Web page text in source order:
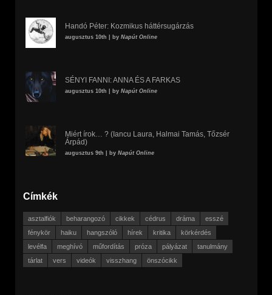
Handó Péter: Kozmikus háttérsugárzás
augusztus 10th | by Napút Online
SÉNYI FANNI: ANNA ÉS A FARKAS
augusztus 10th | by Napút Online
Miért írok… ? (Iancu Laura, Halmai Tamás, Tőzsér
Árpád)
augusztus 9th | by Napút Online
Címkék
asztalfiók beharangozó cikkek cédrus dráma
esszé
fénykör
haiku hangszóló hírek kritika
körkérdés
levélfa
meghívó műfordítás próza pályázat
tanulmány
tárlat
vers videók visszhang önszócikk